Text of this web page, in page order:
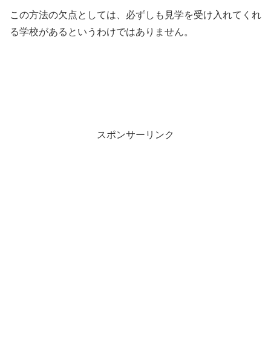
この方法の欠点としては、必ずしも見学を受け入れてくれ
る学校があるというわけではありません。
スポンサーリンク